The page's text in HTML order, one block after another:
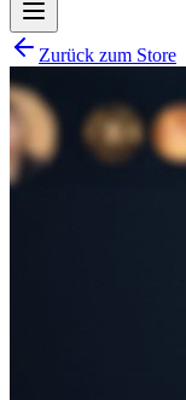
Zurück zum Store